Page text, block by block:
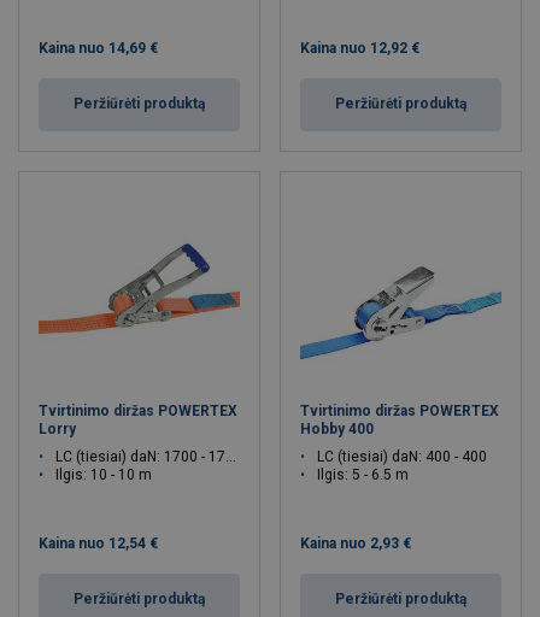
Kaina nuo 14,69 €
Peržiūrėti produktą
Kaina nuo 12,92 €
Peržiūrėti produktą
Tvirtinimo diržas POWERTEX
Lorry
LC (tiesiai) daN: 1700 - 1700
Ilgis: 10 - 10 m
Kaina nuo 12,54 €
Peržiūrėti produktą
Tvirtinimo diržas POWERTEX
Hobby 400
LC (tiesiai) daN: 400 - 400
Ilgis: 5 - 6.5 m
Kaina nuo 2,93 €
Peržiūrėti produktą